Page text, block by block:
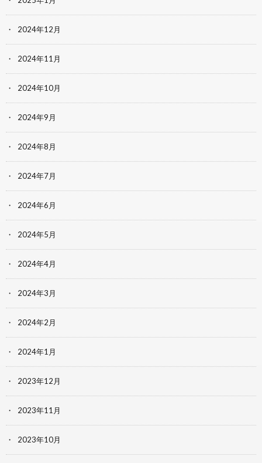
2024年12月
2024年11月
2024年10月
2024年9月
2024年8月
2024年7月
2024年6月
2024年5月
2024年4月
2024年3月
2024年2月
2024年1月
2023年12月
2023年11月
2023年10月